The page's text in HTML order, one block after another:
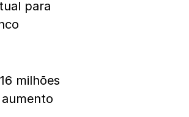
para
milhões